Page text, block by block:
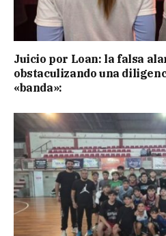
Juicio por Loan: la falsa
obstaculizando una
«banda»: